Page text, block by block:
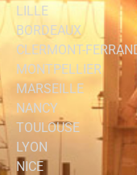
LILLE
BORDEAUX
CLERMONT-
MONTPELLIER
MARSEILLE
NANCY
TOULOUSE
LYON
NICE